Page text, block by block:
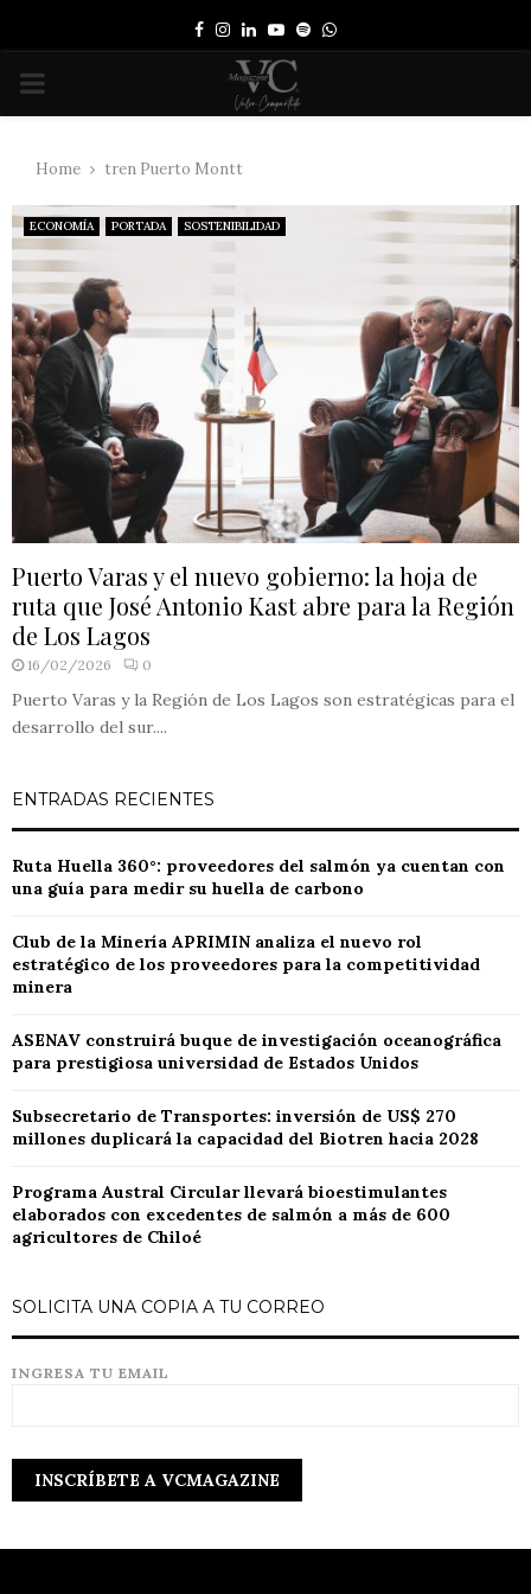
Facebook
Instagram
LinkedinYoutube
SpotifyWhatsapp
PRIMARY
Home tren Puerto Montt
ECONOMÍA PORTADA SOSTENIBILIDAD
Puerto Varas y el nuevo gobierno: la hoja de
ruta que José Antonio Kast abre para la Región
de Los Lagos
16/02/2026 0
Puerto Varas y la Región de Los Lagos son estratégicas para el
desarrollo del sur....
ENTRADAS RECIENTES
Ruta Huella 360°: proveedores del salmón ya cuentan con
una guía para medir su huella de carbono
Club de la Minería APRIMIN analiza el nuevo rol
estratégico de los proveedores para la competitividad
minera
ASENAV construirá buque de investigación oceanográfica
para prestigiosa universidad de Estados Unidos
Subsecretario de Transportes: inversión de US$ 270
millones duplicará la capacidad del Biotren hacia 2028
Programa Austral Circular llevará bioestimulantes
elaborados con excedentes de salmón a más de 600
agricultores de Chiloé
SOLICITA UNA COPIA A TU CORREO
INGRESA TU EMAIL